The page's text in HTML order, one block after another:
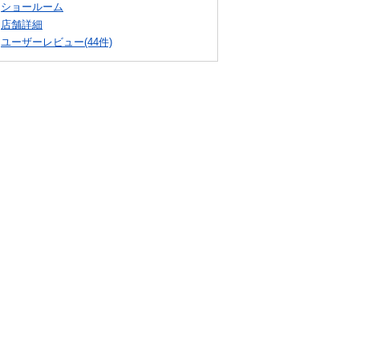
ショールーム
店舗詳細
ユーザーレビュー(44件)